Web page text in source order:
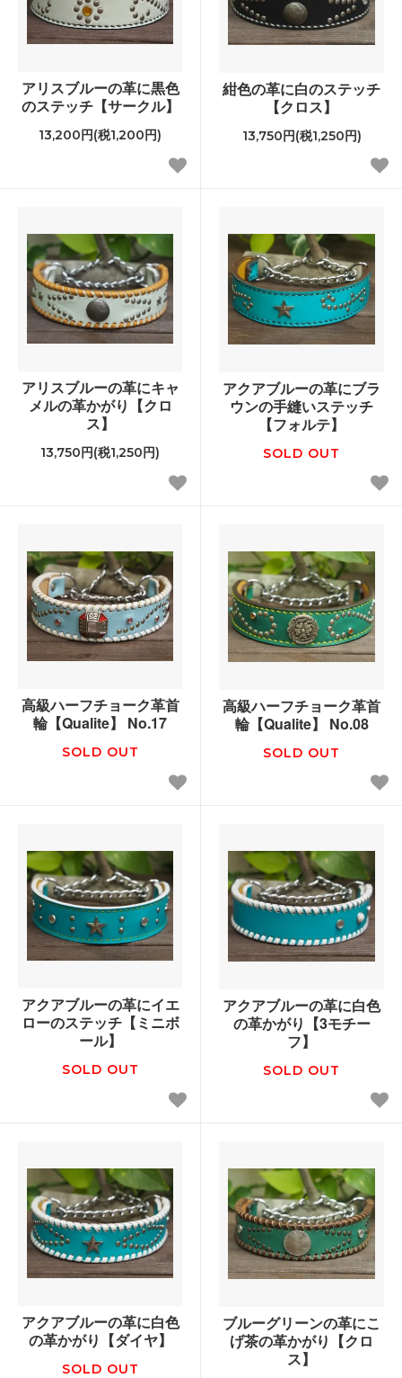
アリスブルーの革に黒色
のステッチ【サークル】
13,200円(税1,200円)
紺色の革に白のステッチ
【クロス】
13,750円(税1,250円)
アリスブルーの革にキャ
メルの革かがり【クロ
ス】
13,750円(税1,250円)
アクアブルーの革にブラ
ウンの手縫いステッチ
【フォルテ】
SOLD OUT
高級ハーフチョーク革首
輪【Qualite】 No.17
SOLD OUT
高級ハーフチョーク革首
輪【Qualite】 No.08
SOLD OUT
アクアブルーの革にイエ
ローのステッチ【ミニボ
ール】
SOLD OUT
アクアブルーの革に白色
の革かがり【3モチー
フ】
SOLD OUT
アクアブルーの革に白色
の革かがり【ダイヤ】
SOLD OUT
ブルーグリーンの革にこ
げ茶の革かがり【クロ
ス】